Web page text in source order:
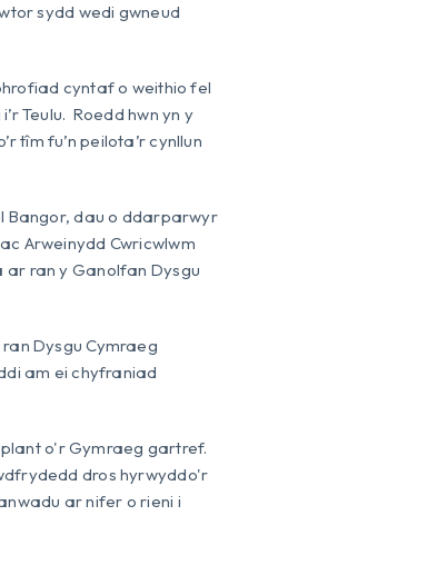
sydd wedi gwneud
cyntaf o weithio fel
Teulu. Roedd hwn yn y
tîm fu’n peilota’r cynllun
Bangor, dau o ddarparwyr
Arweinydd Cwricwlwm
ar ran y Ganolfan Dysgu
Dysgu Cymraeg
am ei chyfraniad
plant o'r Gymraeg gartref.
dros hyrwyddo'r
ar nifer o rieni i